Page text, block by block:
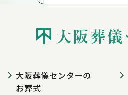
大阪葬儀センターの
お葬式